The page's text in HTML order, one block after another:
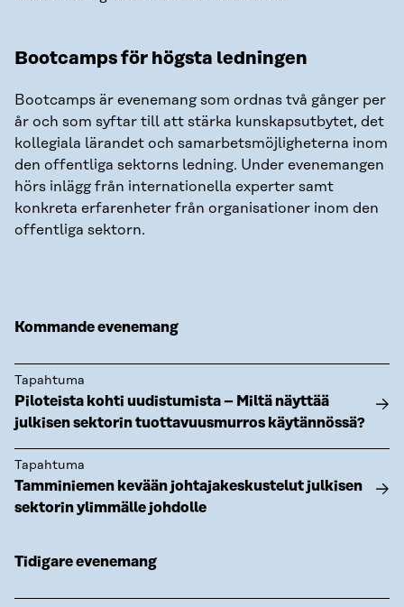
Bootcamps för högsta ledningen
Bootcamps är evenemang som ordnas två gånger per
år och som syftar till att stärka kunskapsutbytet, det
kollegiala lärandet och samarbetsmöjligheterna inom
den offentliga sektorns ledning. Under evenemangen
hörs inlägg från internationella experter samt
konkreta erfarenheter från organisationer inom den
offentliga sektorn.
Kommande evenemang
Tapahtuma
Piloteista kohti uudistumista – Miltä näyttää
julkisen sektorin tuottavuusmurros käytännössä?
Tapahtuma
Tamminiemen kevään johtajakeskustelut julkisen
sektorin ylimmälle johdolle
Tidigare evenemang